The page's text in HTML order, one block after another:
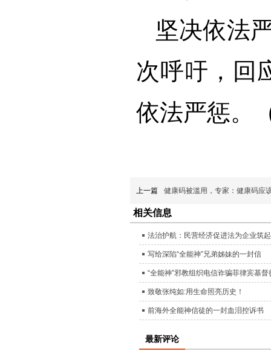
坚决依法
次呼吁，回
依法严惩。
上一篇 健康码被滥用，专家：健康码应
相关信息
法治护航：民营经济促进法为企业筑
写给深陷“全能神”兄弟姊妹的一封信
“全能神”邪教组织电信诈骗菲律宾基
致敬张纯如:用生命照亮历史！
前海外全能神信徒的一封血泪控诉书
最新评论